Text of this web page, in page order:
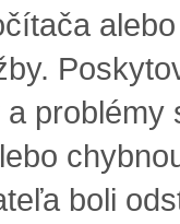
problémy
boli